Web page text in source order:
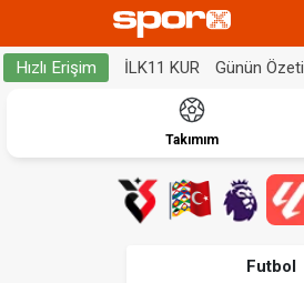
Hızlı Erişim İLK11 KUR Günün Özeti
Takımım
Futbol